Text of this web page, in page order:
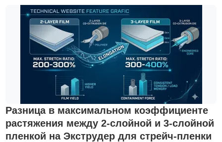
Разница в максимальном коэффициенте
растяжения между 2-слойной и 3-слойной
пленкой на Экструдер для стрейч-пленки